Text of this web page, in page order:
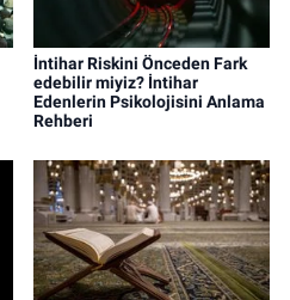
İntihar Riskini Önceden Fark
edebilir miyiz? İntihar
Edenlerin Psikolojisini Anlama
Rehberi